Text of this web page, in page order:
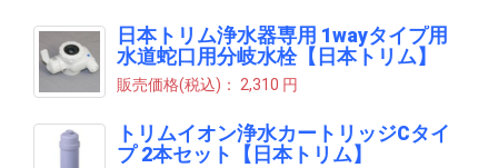
日本トリム浄水器専用 1wayタイプ用
水道蛇口用分岐水栓【日本トリム】
販売価格(税込)： 2,310 円
トリムイオン浄水カートリッジCタイ
プ 2本セット【日本トリム】